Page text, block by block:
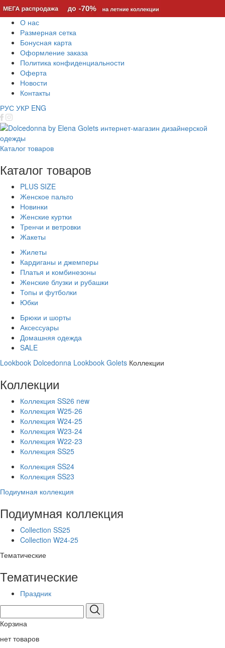
О нас
Размерная сетка
Бонусная карта
Оформление заказа
Политика конфиденциальности
Оферта
Новости
Контакты
РУС УКР ENG
Каталог товаров
Каталог товаров
PLUS SIZE
Женское пальто
Новинки
Женские куртки
Тренчи и ветровки
Жакеты
Жилеты
Кардиганы и джемперы
Платья и комбинезоны
Женские блузки и рубашки
Топы и футболки
Юбки
Брюки и шорты
Аксессуары
Домашняя одежда
SALE
Lookbook Dolcedonna Lookbook Golets Коллекции
Коллекции
Коллекция SS26 new
Коллекция W25-26
Коллекция W24-25
Коллекция W23-24
Коллекция W22-23
Коллекция SS25
Коллекция SS24
Коллекция SS23
Подиумная коллекция
Подиумная коллекция
Collection SS25
Collection W24-25
Тематические
Тематические
Праздник
Корзина
нет товаров